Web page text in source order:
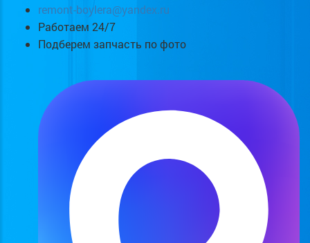
remont-boylera@yandex.ru
Работаем 24/7
Подберем запчасть по фото